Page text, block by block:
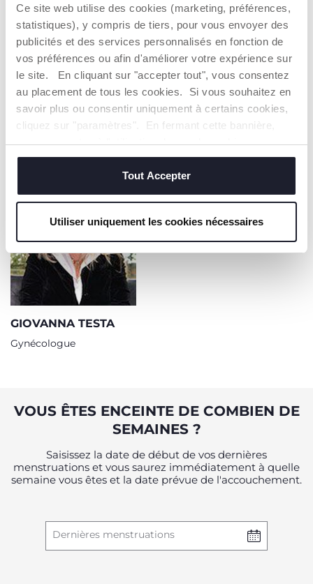
Ce site web utilise des cookies (marketing, préférences,
statistiques), y compris de tiers, pour vous envoyer des
publicités et des services personnalisés en fonction de
vos préférences ou afin d'améliorer votre expérience sur
le site. En cliquant sur "accepter tout", vous consentez
au placement de tous les cookies. Si vous souhaitez en
savoir plus ou consentir uniquement à certains cookies,
cliquez sur "paramètres". En fermant cette bannière,
vous consentez à l'utilisation des seuls cookies
techniques, qui sont essentiels au service demandé.
Tout Accepter
Utiliser uniquement les cookies nécessaires
Des douleurs abdominales
Contractions douloureuses et régulières.
Perte de liquide amniotique
Difficultés à respirer
Des étourdissements
Maux de tête
Des douleurs thoraciques
Douleur au mollet
GIOVANNA TESTA
Gynécologue
VOUS ÊTES ENCEINTE DE COMBIEN DE
SEMAINES ?
Saisissez la date de début de vos dernières
menstruations et vous saurez immédiatement à quelle
semaine vous êtes et la date prévue de l'accouchement.
Dernières menstruations